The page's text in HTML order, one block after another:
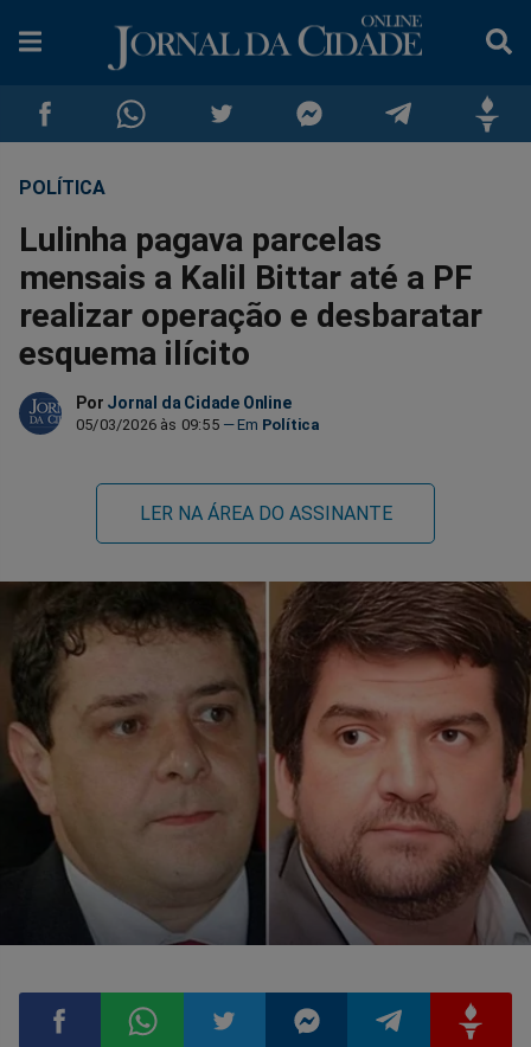
Compartilhar
no
Facebook
Compartilhar
no
Whatsapp
no
Twitter
no
Messenger
no
Telegram
no
Gettr
POLÍTICA
Lulinha pagava parcelas
mensais a Kalil Bittar até a PF
realizar operação e desbaratar
esquema ilícito
Por Jornal da Cidade Online
05/03/2026 às 09:55 Política
LER NA ÁREA DO ASSINANTE